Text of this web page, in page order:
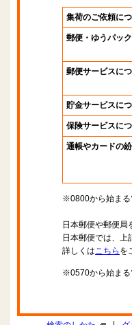
集荷のご依頼に
郵便・ゆうパッ
郵便サービスに
貯金サービスに
保険サービスに
通帳やカードの
※0800から始まる
日本郵便や郵便局
日本郵便では、上
詳しくはこちら を
※0570から始まる